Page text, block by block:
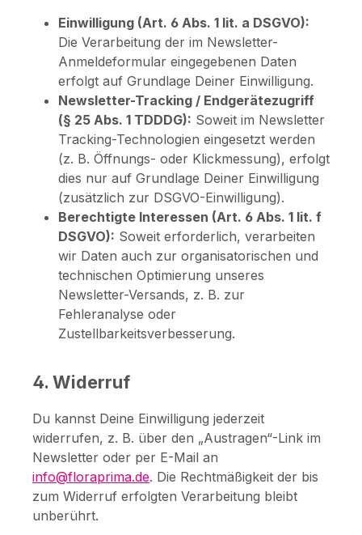
Einwilligung (Art. 6 Abs. 1 lit. a DSGVO):
Die Verarbeitung der im Newsletter-
Anmeldeformular eingegebenen Daten
erfolgt auf Grundlage Deiner Einwilligung.
Newsletter-Tracking / Endgerätezugriff
(§ 25 Abs. 1 TDDDG): Soweit im Newsletter
Tracking-Technologien eingesetzt werden
(z. B. Öffnungs- oder Klickmessung), erfolgt
dies nur auf Grundlage Deiner Einwilligung
(zusätzlich zur DSGVO-Einwilligung).
Berechtigte Interessen (Art. 6 Abs. 1 lit. f
DSGVO): Soweit erforderlich, verarbeiten
wir Daten auch zur organisatorischen und
technischen Optimierung unseres
Newsletter-Versands, z. B. zur
Fehleranalyse oder
Zustellbarkeitsverbesserung.
4. Widerruf
Du kannst Deine Einwilligung jederzeit
widerrufen, z. B. über den „Austragen“-Link im
Newsletter oder per E-Mail an
info@floraprima.de. Die Rechtmäßigkeit der bis
zum Widerruf erfolgten Verarbeitung bleibt
unberührt.